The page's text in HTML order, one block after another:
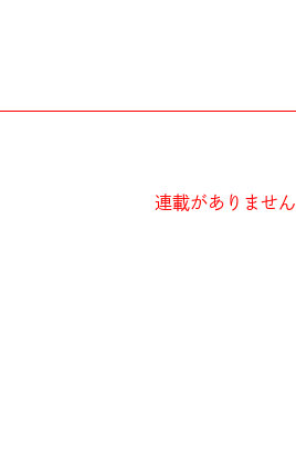
連載がありません